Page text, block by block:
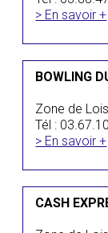
> En savoir +
BOWLING
Zone de
Tél :
> En savoir +
CASH